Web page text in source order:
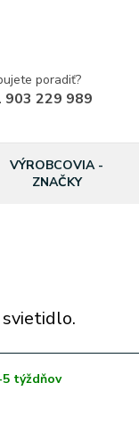
poradiť?
903 229 989
VÝROBCOVIA -
ZNAČKY
svietidlo.
týždňov